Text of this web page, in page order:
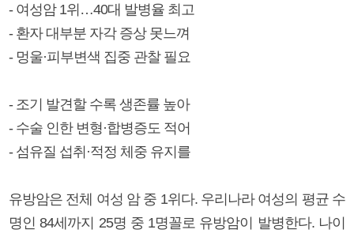
- 여성암 1위…40대 발병율 최고
- 환자 대부분 자각 증상 못느껴
- 멍울·피부변색 집중 관찰 필요
- 조기 발견할 수록 생존률 높아
- 수술 인한 변형·합병증도 적어
- 섬유질 섭취·적정 체중 유지를
유방암은 전체 여성 암 중 1위다. 우리나라 여성의 평균 수
명인 84세까지 25명 중 1명꼴로 유방암이 발병한다. 나이